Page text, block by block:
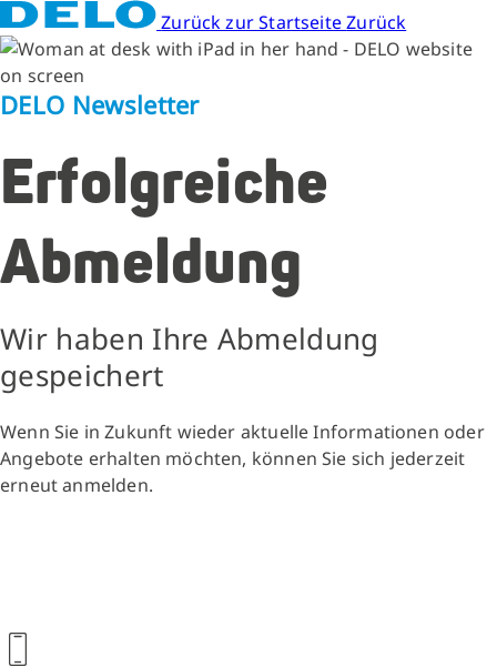
Zurück zur StartseiteZurück
DELO Newsletter
Erfolgreiche
Abmeldung
Wir haben Ihre Abmeldung
gespeichert
Wenn Sie in Zukunft wieder aktuelle Informationen oder
Angebote erhalten möchten, können Sie sich jederzeit
erneut anmelden.